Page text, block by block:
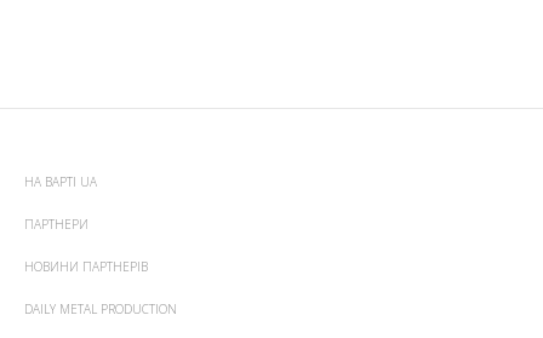
НА ВАРТІ UA
ПАРТНЕРИ
НОВИНИ ПАРТНЕРІВ
DAILY METAL PRODUCTION